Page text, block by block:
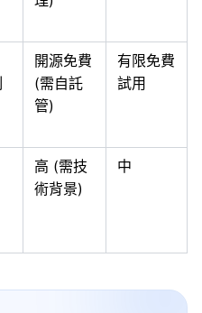
開源免費
(需自託
管)
有限免費
試用
高 (需技
術背景)
中